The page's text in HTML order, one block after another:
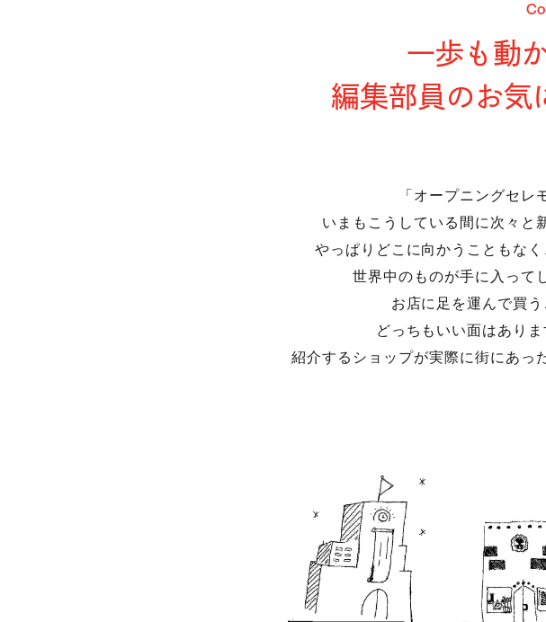
一歩も動
編集部員のお気
「オープニングセレ
いまもこうしている間に次々と
やっぱりどこに向かうこともな
世界中のものが手に入って
お店に足を運んで買
どっちもいい面はあり
紹介するショップが実際に街にあっ